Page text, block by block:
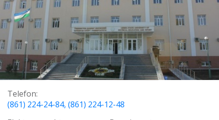
Telefon:
(861) 224-24-84, (861) 224-12-48